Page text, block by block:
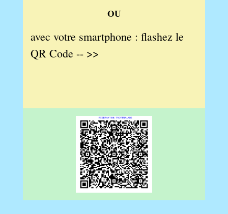
OU
avec votre smartphone : flashez le
QR Code -- >>